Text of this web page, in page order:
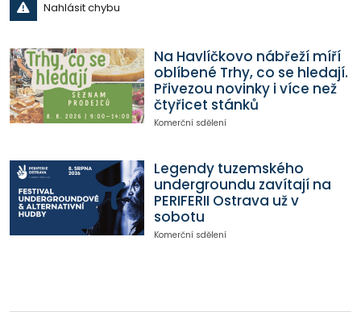
Nahlásit chybu
Na Havlíčkovo nábřeží míří
oblíbené Trhy, co se hledají.
Přivezou novinky i více než
čtyřicet stánků
Komerční sdělení
Legendy tuzemského
undergroundu zavítají na
PERIFERII Ostrava už v
sobotu
Komerční sdělení